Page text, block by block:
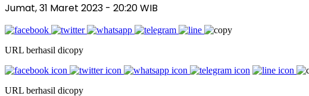
Jumat, 31 Maret 2023 - 20:20 WIB
URL berhasil dicopy
URL berhasil dicopy